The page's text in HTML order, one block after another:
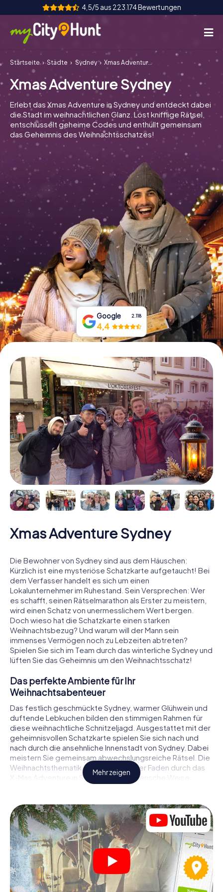
4,5/5 aus 223.174 Bewertungen
So funktioniert's
Städte
Touren
Teamevent
Tickets
INT AT CH
DE
ES
FR UK
IE
Tickets buchen
Gutscheine bestellen
Startseite Städte Sydney Xmas Adventure Sydney
Xmas Adventure Sydney
Erlebt das Xmas Adventure in Sydney und entdeckt dabei
die Stadt im weihnachtlichen Glanz. Löst knifflige Rätsel,
entschlüsselt geheime Codes und enthüllt gemeinsam
das Geheimnis des Weihnachtsschatzes!
Google 2.118
4,4
Xmas Adventure Sydney
Die Bewohner von Sydney sind aus dem Häuschen:
Kürzlich ist eine mysteriöse Schatzkarte aufgetaucht! Bei
dem Verfasser handelt es sich um einen
Lokalunternehmer im Ruhestand. Sein Versprechen: Wer
es schafft, seinen Rätselmarathon als Erster zu meistern,
wird einen Schatz von unermesslichem Wert bergen.
Doch wieso hat die Schatzkarte einen starken
Weihnachtsbezug? Und warum will der Mann sein
immenses Vermögen noch zu Lebzeiten abtreten?
Spielen Sie sich im Team durch das winterliche Sydney und
lüften Sie das Geheimnis um den Weihnachtsschatz!
Das perfekte Ambiente für Ihr
Weihnachtsabenteuer
Das festlich geschmückte Sydney, warmer Glühwein und
duftende Lebkuchen bilden den stimmigen Rahmen für
diese weihnachtliche Schnitzeljagd. Ausgestattet mit der
geheimnisvollen Schatzkarte spielen Sie sich nach und
nach durch die ansehnliche Innenstadt von Sydney. Dabei
meistern Sie gemeinsam abwechslungsreiche Rätsel. Die
Weihnachtsthematik zieht sich als roter Faden durch das
X-Mas Adventure in Sydney. Auf spielerische Weise
erfahren Sie faszinierende Anekdoten rund um das
Hinweise richtig zu deuten und anderen Schatzsuchern
stets einen Schritt voraus zu sein?
Der Weihnachtsmarkt von Sydney als
Zwischenstopp
Stellen Sie ein kompetentes Team aus Freunden oder
Familienmitgliedern zusammen und begeben Sie sich
gemeinsam auf eine weihnachtliche Rätseltour durch
Mehr zeigen